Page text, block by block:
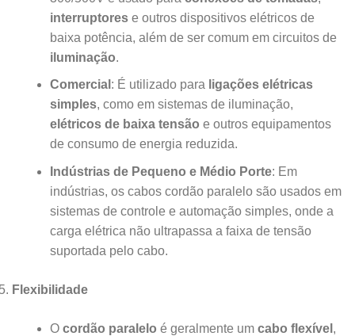
interruptores e outros dispositivos elétricos de
baixa potência, além de ser comum em circuitos de
iluminação.
Comercial : É utilizado para ligações elétricas
simples, como em sistemas de iluminação,
elétricos de baixa tensão e outros equipamentos
de consumo de energia reduzida.
Indústrias de Pequeno e Médio Porte: Em
indústrias, os cabos cordão paralelo são usados em
sistemas de controle e automação simples, onde a
carga elétrica não ultrapassa a faixa de tensão
suportada pelo cabo.
Flexibilidade
O cordão paralelo é geralmente um cabo flexível ,